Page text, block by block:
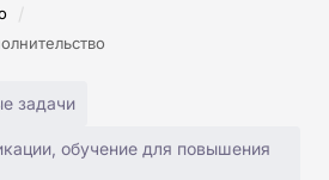
/
задачи
обучение для повышения